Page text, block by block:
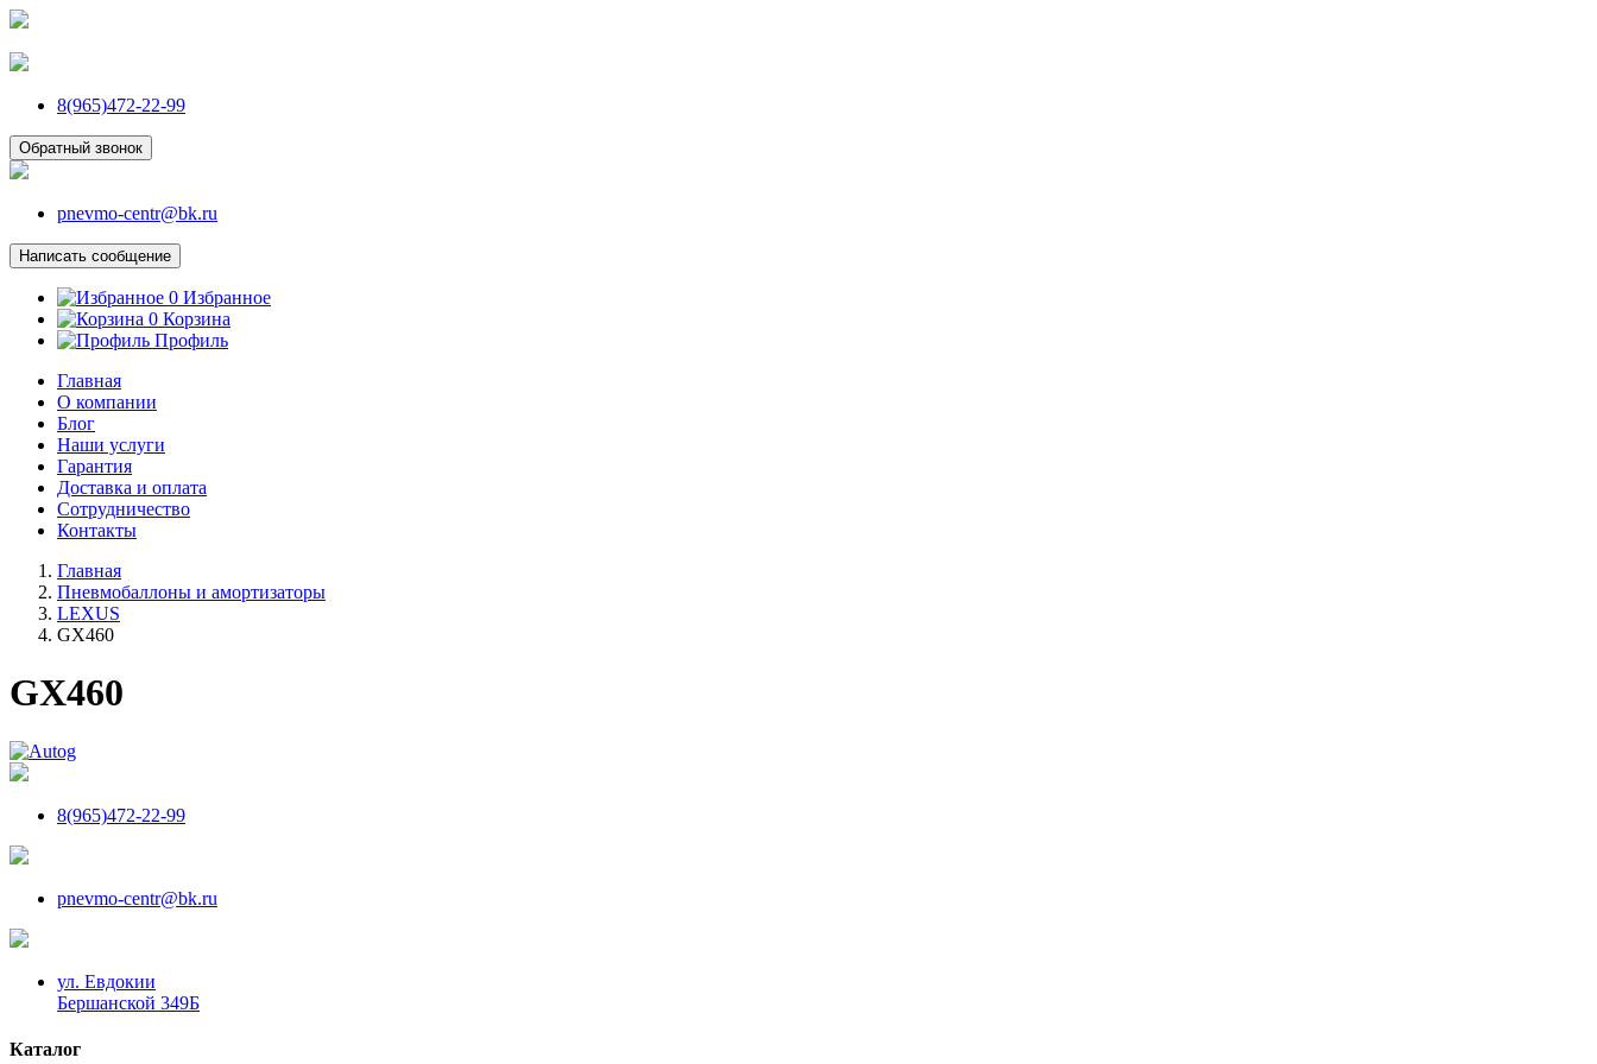
8(965)472-22-99
Обратный звонок
pnevmo-centr@bk.ru
Написать сообщение
0 Избранное
0 Корзина
Профиль
Главная
О компании
Блог
Наши услуги
Гарантия
Доставка и оплата
Сотрудничество
Контакты
Главная
Пневмобаллоны и амортизаторы
LEXUS
GX460
GX460
8(965)472-22-99
pnevmo-centr@bk.ru
ул. Евдокии
Бершанской 349Б
Каталог